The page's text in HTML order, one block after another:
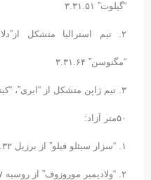
“گیلوت” ٣.٣١.۵١
٢. تیم استرالیا متشکل
“مگنوسن” ٣.٣١.۶۴
٣. تیم ژاپن متشکل از “ایری”، “کیتاجیما”، “فوجی” و “شیورا” ٣.٣٢.٢۶
۵۰متر آزاد:
٢. “ولادیمیر موروزوف” از روسیه ٢١.۴٧